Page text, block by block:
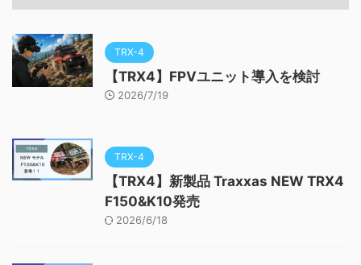
TRX-4
【TRX4】FPVユニット導入を検討
2026/7/19
TRX-4
【TRX4】新製品 Traxxas NEW TRX4
F150&K10発売
2026/6/18